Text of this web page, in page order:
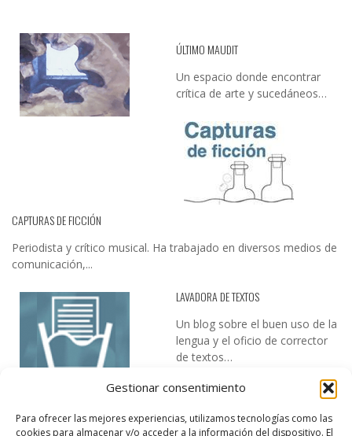
Gestionar consentimiento
Para ofrecer las mejores experiencias, utilizamos tecnologías como las
cookies para almacenar y/o acceder a la información del dispositivo. El
ÚLTIMO MAUDIT
Un espacio donde encontrar
crítica de arte y sucedáneos…
CAPTURAS DE FICCIÓN
Periodista y crítico musical. Ha trabajado en diversos medios de
comunicación,...
LAVADORA DE TEXTOS
Un blog sobre el buen uso de la
lengua y el oficio de corrector
de textos…